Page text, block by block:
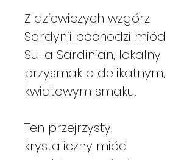
Z dziewiczych wzgórz
Sardynii pochodzi miód
Sulla Sardinian, lokalny
przysmak o delikatnym,
kwiatowym smaku.
Ten przejrzysty,
krystaliczny miód